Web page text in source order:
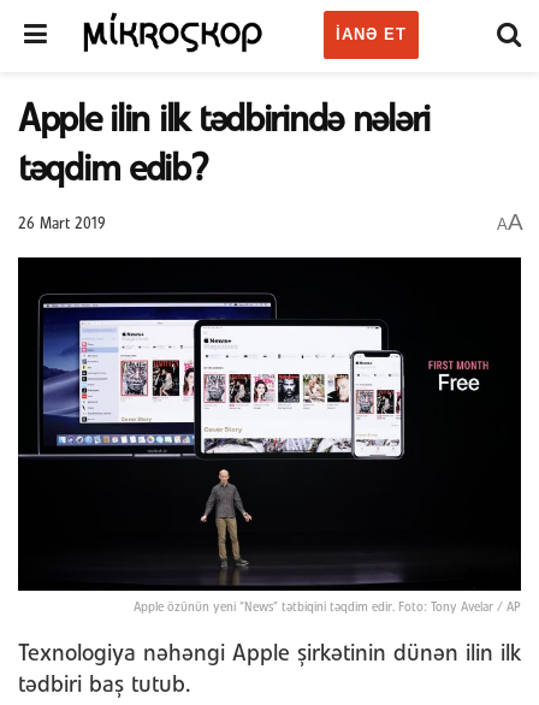
IANƏ ET
Apple ilin ilk tədbirində nələri
təqdim edib?
26 Mart 2019 AA
Apple özünün yeni “News” tətbiqini təqdim edir. Foto: Tony Avelar / AP
Texnologiya nəhəngi Apple şirkətinin dünən ilin ilk
tədbiri baş tutub.